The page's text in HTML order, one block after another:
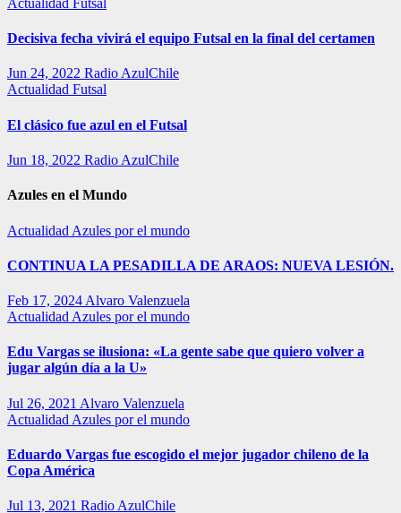
Actualidad Futsal
Decisiva fecha vivirá el equipo Futsal en la final del certamen
Jun 24, 2022 Radio AzulChile
Actualidad Futsal
El clásico fue azul en el Futsal
Jun 18, 2022 Radio AzulChile
Azules en el Mundo
Actualidad Azules por el mundo
CONTINUA LA PESADILLA DE ARAOS: NUEVA LESIÓN.
Feb 17, 2024 Alvaro Valenzuela
Actualidad Azules por el mundo
Edu Vargas se ilusiona: «La gente sabe que quiero volver a
jugar algún día a la U»
Jul 26, 2021 Alvaro Valenzuela
Actualidad Azules por el mundo
Eduardo Vargas fue escogido el mejor jugador chileno de la
Copa América
Jul 13, 2021 Radio AzulChile